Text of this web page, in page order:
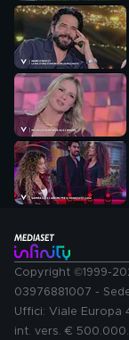
Copyright ©1999-
03976881007 -
Uffici: Viale Europa
int. vers. €